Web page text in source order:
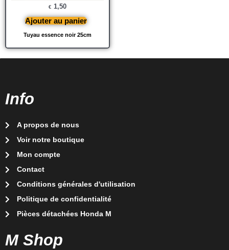
Tuyau essence noir 25cm
€ 1,50
Ajouter au panier
Info
A propos de nous
Voir notre boutique
Mon compte
Contact
Conditions générales d'utilisation
Politique de confidentialité
Pièces détachées Honda M
M Shop